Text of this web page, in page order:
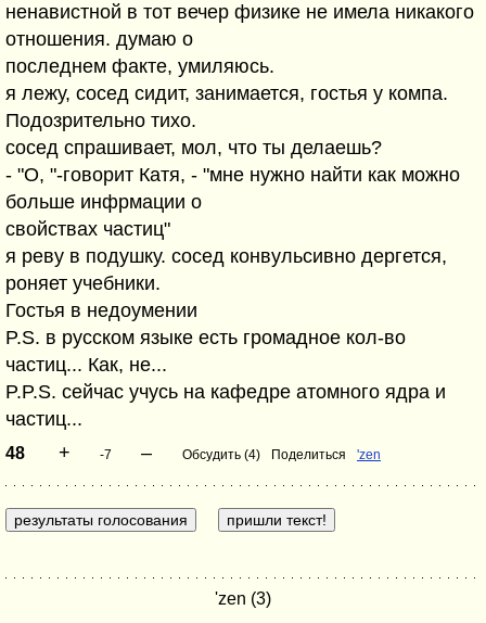
ненавистной в тот вечер физике не имела никакого
отношения. думаю о
последнем факте, умиляюсь.
я лежу, сосед сидит, занимается, гостья у компа.
Подозрительно тихо.
сосед спрашивает, мол, что ты делаешь?
- "О, "-говорит Катя, - "мне нужно найти как можно
больше инфрмации о
свойствах частиц"
я реву в подушку. сосед конвульсивно дергется,
роняет учебники.
Гостья в недоумении
P.S. в русском языке есть громадное кол-во
частиц... Как, не...
P.P.S. сейчас учусь на кафедре атомного ядра и
частиц...
48 + -7 – Обсудить (4) Поделиться 'zen
'zen (3)